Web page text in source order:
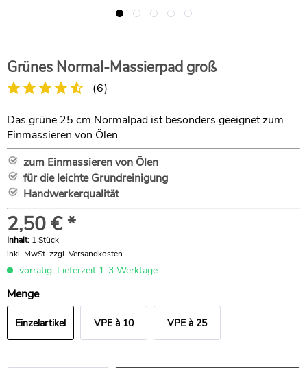
Grünes Normal-Massierpad groß
(6)
Das grüne 25 cm Normalpad ist besonders geeignet zum
Einmassieren von Ölen.
zum Einmassieren von Ölen
für die leichte Grundreinigung
Handwerkerqualität
2,50 € *
Inhalt: 1 Stück
inkl. MwSt. zzgl. Versandkosten
vorrätig, Lieferzeit 1-3 Werktage
Menge
Einzelartikel VPE à 10 VPE à 25